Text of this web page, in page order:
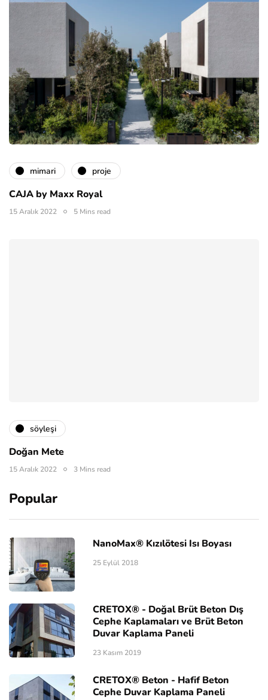
mimari proje
CAJA by Maxx Royal
15 Aralık 2022 5 Mins read
söyleşi
Doğan Mete
15 Aralık 2022 3 Mins read
Popular
NanoMax® Kızılötesi Isı Boyası
25 Eylül 2018
CRETOX® - Doğal Brüt Beton Dış
Cephe Kaplamaları ve Brüt Beton
Duvar Kaplama Paneli
23 Kasım 2019
CRETOX® Beton - Hafif Beton
Cephe Duvar Kaplama Paneli